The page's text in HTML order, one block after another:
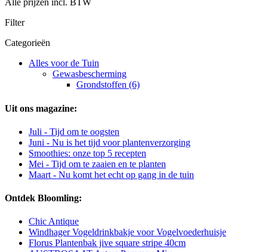
Alle prijzen incl. BTW
Filter
Categorieën
Alles voor de Tuin
Gewasbescherming
Grondstoffen (6)
Uit ons magazine:
Juli - Tijd om te oogsten
Juni - Nu is het tijd voor plantenverzorging
Smoothies: onze top 5 recepten
Mei - Tijd om te zaaien en te planten
Maart - Nu komt het echt op gang in de tuin
Ontdek Bloomling:
Chic Antique
Windhager Vogeldrinkbakje voor Vogelvoederhuisje
Florus Plantenbak jive square stripe 40cm